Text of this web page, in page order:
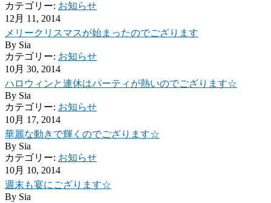
カテゴリー: お知らせ
12月 11, 2014
メリークリスマスが始まったのでござります
By Sia
カテゴリー: お知らせ
10月 30, 2014
ハロウィンと連休はパーティが熱いのでござります☆
By Sia
カテゴリー: お知らせ
10月 17, 2014
華麗な動きで輝くのでござります☆
By Sia
カテゴリー: お知らせ
10月 10, 2014
週末も宴にござります☆
By Sia